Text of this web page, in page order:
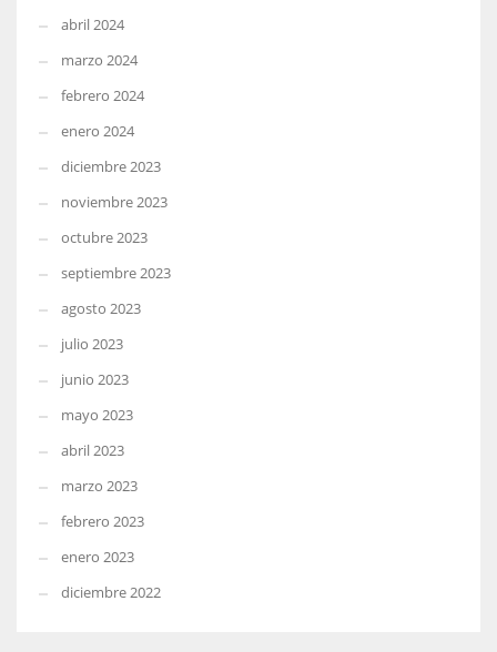
abril 2024
marzo 2024
febrero 2024
enero 2024
diciembre 2023
noviembre 2023
octubre 2023
septiembre 2023
agosto 2023
julio 2023
junio 2023
mayo 2023
abril 2023
marzo 2023
febrero 2023
enero 2023
diciembre 2022